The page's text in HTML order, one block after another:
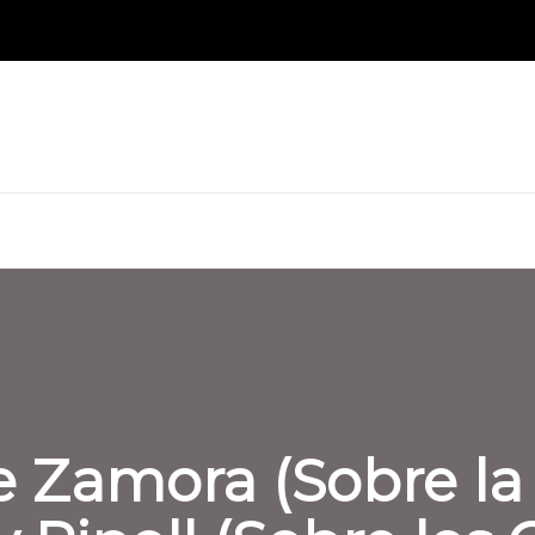
Zamora (Sobre la